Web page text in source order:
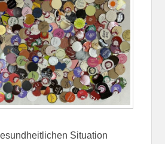
Situation